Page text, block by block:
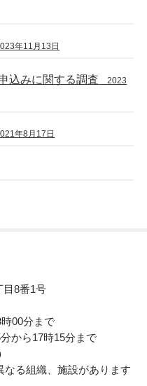
年11月13日
込みに関する調査 2023
年8月17日
目8番1号
00分まで
から17時15分まで
る組織、施設があります